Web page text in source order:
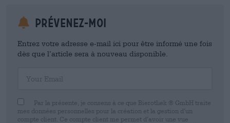
Prévenez-moi
Entrez votre adresse e-mail ici pour être informé une fois
dès que l’article sera à nouveau disponible.
Par la présente, je consens à ce que Bierothek ® GmbH traite
mes données personnelles pour la création et la gestion d’un
compte client. Ce compte client me permet d’avoir une vue